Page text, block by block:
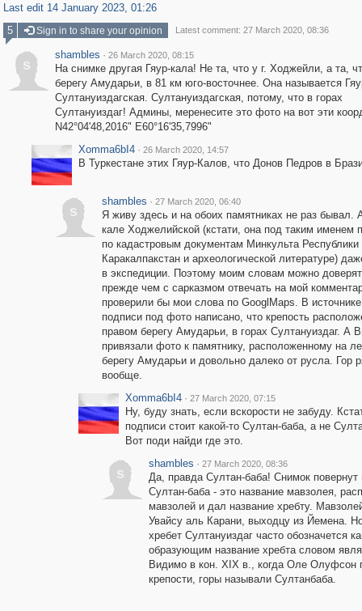
Last edit 14 January 2023, 01:26
5
Sign in to share your opinion Latest comment: 27 March 2020, 08:36
s
shambles · 26 March 2020, 08:15
На снимке другая Гяур-кала! Не та, что у г. Ходжейли, а та,
берегу Амударьи, в 81 км юго-восточнее. Она называется
Султануиздагская. Султануиздагская, потому, что в горах
Султануиздаг! Админы, меренесите это фото на вот эти
N42°04'48,2016" E60°16'35,7996"
Xomma6bI4 · 26 March 2020, 14:57
В Туркестане этих Гяур-Калов, что Донов Педров в
s
shambles · 27 March 2020, 06:40
Я живу здесь и на обоих памятниках не раз бывал.
кале Ходжелийской (кстати, она под таким именем
по кадастровым документам Минкульта Республики
Каракалпакстан и археологической литературе)
в экспедиции. Поэтому моим словам можно
прежде чем с сарказмом отвечать на мой
проверили бы мои слова по GooglMaps. В
подписи под фото написано, что крепость
правом берегу Амударьи, в горах Султануиздаг. А
привязали фото к памятнику, расположенному на
берегу Амударьи и довольно далеко от русла. Гор
вообще.
Xomma6bI4 · 27 March 2020, 07:15
Ну, буду знать, если вскорости не забуду.
подписи стоит какой-то Султан-баба, а не
Вот поди найди где это.
s
shambles · 27 March 2020, 08:36
Да, правда Султан-баба! Снимок
Султан-баба - это название мавзолея,
мавзолей и дал название хребту.
Увайсу аль Карани, выходцу из Йемена.
хребет Султануиздаг часто обозначется
образующим название хребта словом
Видимо в кон. XIX в., когда Оле Олуфсон
крепости, горы называли Султанбаба.